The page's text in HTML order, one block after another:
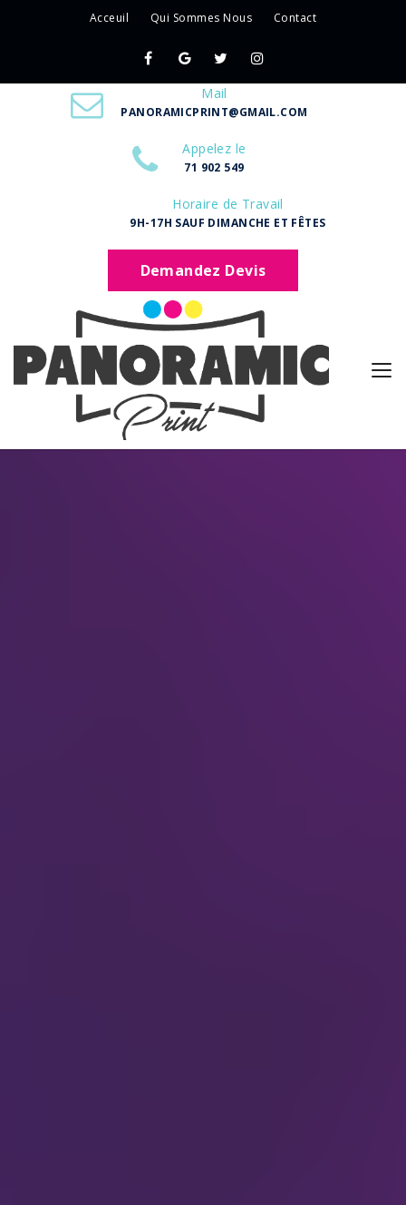
Acceuil Qui Sommes Nous Contact
Mail
PANORAMICPRINT@GMAIL.COM
Appelez le
71 902 549
Horaire de Travail
9H-17H SAUF DIMANCHE ET FÊTES
Demandez Devis